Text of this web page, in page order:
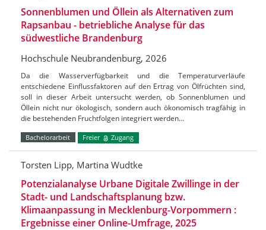
Sonnenblumen und Öllein als Alternativen zum
Rapsanbau - betriebliche Analyse für das
südwestliche Brandenburg
Hochschule Neubrandenburg, 2026
Da die Wasserverfügbarkeit und die Temperaturverläufe
entschiedene Einflussfaktoren auf den Ertrag von Ölfrüchten sind,
soll in dieser Arbeit untersucht werden, ob Sonnenblumen und
Öllein nicht nur ökologisch, sondern auch ökonomisch tragfähig in
die bestehenden Fruchtfolgen integriert werden…
Bachelorarbeit Freier Zugang
Torsten Lipp, Martina Wudtke
Potenzialanalyse Urbane Digitale Zwillinge in der
Stadt- und Landschaftsplanung bzw.
Klimaanpassung in Mecklenburg-Vorpommern :
Ergebnisse einer Online-Umfrage, 2025